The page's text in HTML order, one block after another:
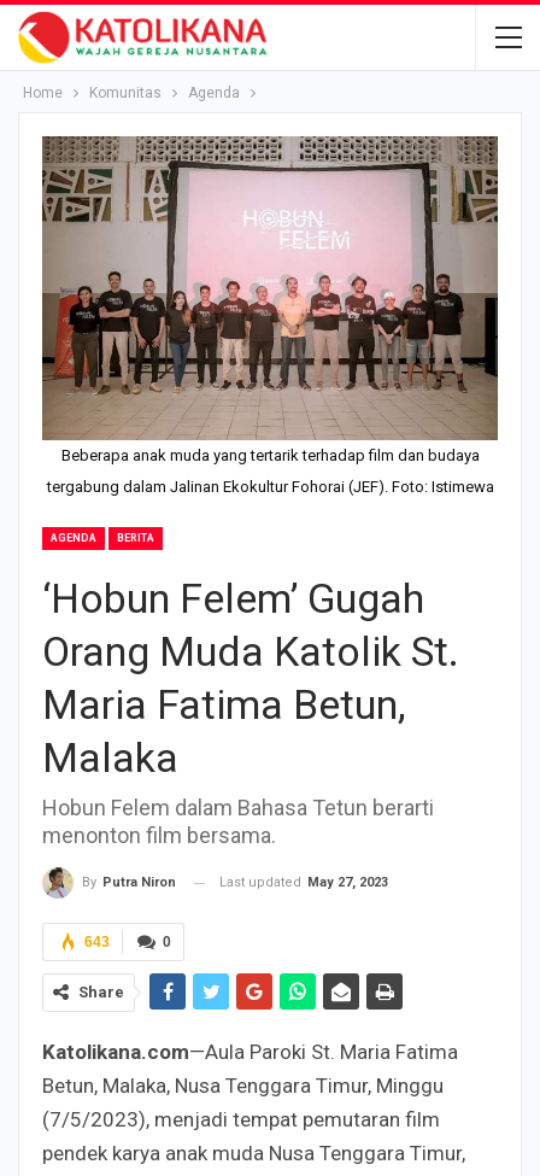
Home Komunitas Agenda
Beberapa anak muda yang tertarik terhadap film dan budaya
tergabung dalam Jalinan Ekokultur Fohorai (JEF). Foto: Istimewa
AGENDA BERITA
‘Hobun Felem’ Gugah
Orang Muda Katolik St.
Maria Fatima Betun,
Malaka
Hobun Felem dalam Bahasa Tetun berarti
menonton film bersama.
By Putra Niron Last updated May 27, 2023
0
643
Share
Katolikana.com—Aula Paroki St. Maria Fatima
Betun, Malaka, Nusa Tenggara Timur, Minggu
(7/5/2023), menjadi tempat pemutaran film
pendek karya anak muda Nusa Tenggara Timur,